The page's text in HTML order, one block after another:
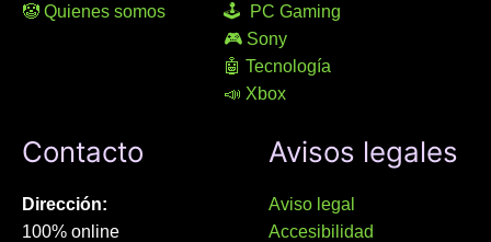
🤡 Quienes somos
🕹 PC Gaming
🎮 Sony
🤖 Tecnología
📣 Xbox
Contacto
Dirección:
100% online
Avisos legales
Aviso legal
Accesibilidad